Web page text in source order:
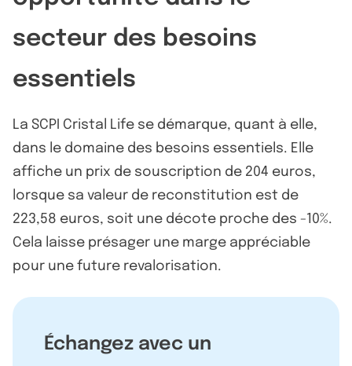
secteur des besoins
essentiels
La SCPI Cristal Life se démarque, quant à elle,
dans le domaine des besoins essentiels. Elle
affiche un prix de souscription de 204 euros,
lorsque sa valeur de reconstitution est de
223,58 euros, soit une décote proche des -10%.
Cela laisse présager une marge appréciable
pour une future revalorisation.
Échangez avec un